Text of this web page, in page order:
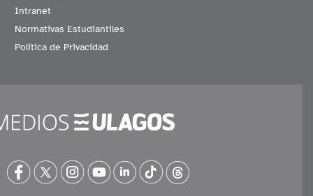
Intranet
Normativas Estudiantiles
Política de Privacidad